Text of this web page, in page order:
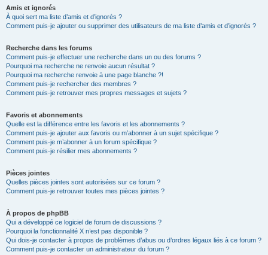
Amis et ignorés
À quoi sert ma liste d’amis et d’ignorés ?
Comment puis-je ajouter ou supprimer des utilisateurs de ma liste d’amis et d’ignorés ?
Recherche dans les forums
Comment puis-je effectuer une recherche dans un ou des forums ?
Pourquoi ma recherche ne renvoie aucun résultat ?
Pourquoi ma recherche renvoie à une page blanche ?!
Comment puis-je rechercher des membres ?
Comment puis-je retrouver mes propres messages et sujets ?
Favoris et abonnements
Quelle est la différence entre les favoris et les abonnements ?
Comment puis-je ajouter aux favoris ou m’abonner à un sujet spécifique ?
Comment puis-je m’abonner à un forum spécifique ?
Comment puis-je résilier mes abonnements ?
Pièces jointes
Quelles pièces jointes sont autorisées sur ce forum ?
Comment puis-je retrouver toutes mes pièces jointes ?
À propos de phpBB
Qui a développé ce logiciel de forum de discussions ?
Pourquoi la fonctionnalité X n’est pas disponible ?
Qui dois-je contacter à propos de problèmes d’abus ou d’ordres légaux liés à ce forum ?
Comment puis-je contacter un administrateur du forum ?